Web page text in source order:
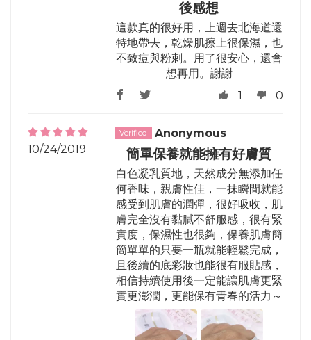
後感想
這款真的很好用，上週去北海道還
特地帶去，乾燥肌擦上很保濕，也
不致痘與粉刺。用了很安心，還會
想再用。謝謝
1
0
10/24/2019
Anonymous
簡單保養就能擁有好膚質
白色凝乳質地，天然成分無添加任
何香味，親膚性佳，一抹瞬間就能
感受到肌膚的潤彈，很好吸收，肌
膚完全沒有黏膩不舒服感，很有緊
實度，保濕性也很夠，保養肌膚簡
簡單單的只要一瓶就能輕鬆完成，
且後續的底彩妝也能很有服貼感，
相信持續使用後一定能讓肌膚更緊
實更澎潤，更能保有青春的活力～